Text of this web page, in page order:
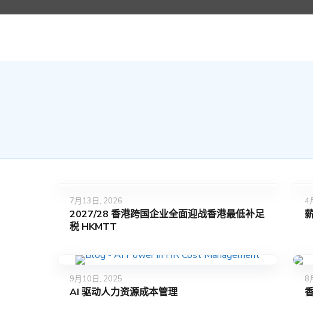
7月13日, 2026
2027/28 香港跨国企业全面迎战香港最低补足
税 HKMTT
4
9月10日, 2025
AI 驱动人力资源成本管理
8